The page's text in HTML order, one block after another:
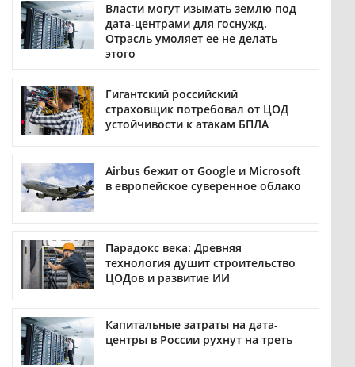
Власти могут изымать землю под
дата-центрами для госнужд.
Отрасль умоляет ее не делать
этого
Гигантский российский
страховщик потребовал от ЦОД
устойчивости к атакам БПЛА
Airbus бежит от Google и Microsoft
в европейское суверенное облако
Парадокс века: Древняя
технология душит строительство
ЦОДов и развитие ИИ
Капитальные затраты на дата-
центры в России рухнут на треть